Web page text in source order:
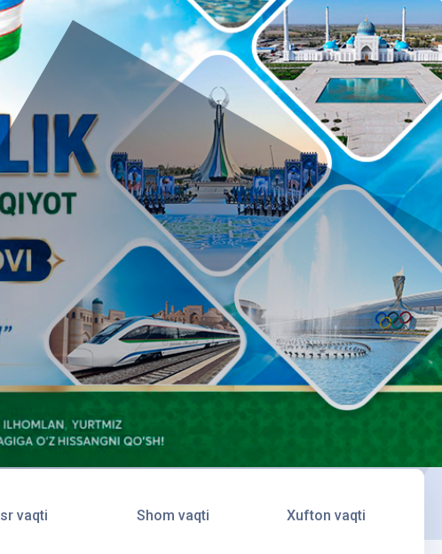
vaqti Shom vaqti Xufton vaqti